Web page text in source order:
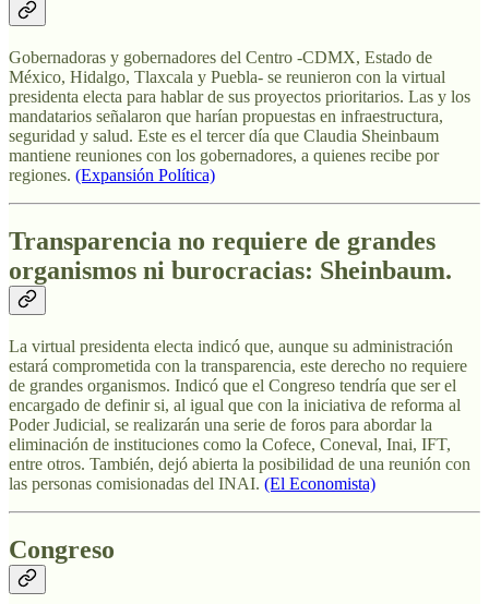
Gobernadoras y gobernadores del Centro -CDMX, Estado de
México, Hidalgo, Tlaxcala y Puebla- se reunieron con la virtual
presidenta electa para hablar de sus proyectos prioritarios. Las y los
mandatarios señalaron que harían propuestas en infraestructura,
seguridad y salud. Este es el tercer día que Claudia Sheinbaum
mantiene reuniones con los gobernadores, a quienes recibe por
regiones. (Expansión Política)
Transparencia no requiere de grandes
organismos ni burocracias: Sheinbaum.
La virtual presidenta electa indicó que, aunque su administración
estará comprometida con la transparencia, este derecho no requiere
de grandes organismos. Indicó que el Congreso tendría que ser el
encargado de definir si, al igual que con la iniciativa de reforma al
Poder Judicial, se realizarán una serie de foros para abordar la
eliminación de instituciones como la Cofece, Coneval, Inai, IFT,
entre otros. También, dejó abierta la posibilidad de una reunión con
las personas comisionadas del INAI. (El Economista)
Congreso